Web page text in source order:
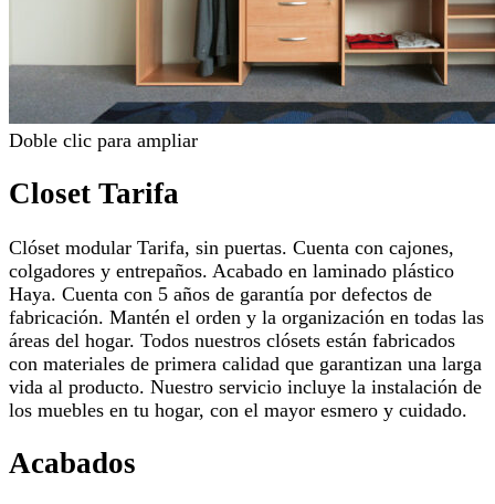
Doble clic para ampliar
Closet Tarifa
Clóset modular Tarifa, sin puertas. Cuenta con cajones,
colgadores y entrepaños. Acabado en laminado plástico
Haya. Cuenta con 5 años de garantía por defectos de
fabricación. Mantén el orden y la organización en todas las
áreas del hogar. Todos nuestros clósets están fabricados
con materiales de primera calidad que garantizan una larga
vida al producto. Nuestro servicio incluye la instalación de
los muebles en tu hogar, con el mayor esmero y cuidado.
Acabados